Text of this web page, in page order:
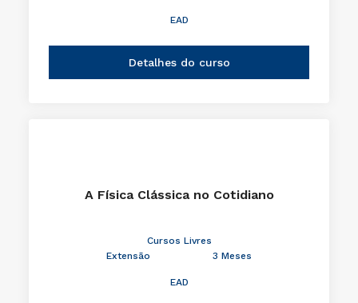
EAD
Detalhes do curso
A Física Clássica no Cotidiano
Cursos Livres
Extensão
3 Meses
EAD